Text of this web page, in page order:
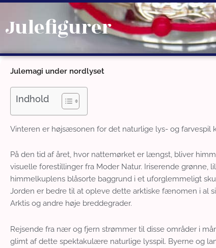
Gå
indholdet
Julefigurer
Julemagi under nordlyset
Indhold
Vinteren er højsæsonen for det naturlige lys- og farvespil
På den tid af året, hvor nattemørket er længst, bliver
visuelle forestillinger fra Moder Natur. Iriserende grønne,
himmelkuplens blåsorte baggrund i et uforglemmeligt
Jorden er bedre til at opleve dette arktiske fænomen i al
Arktis og andre høje breddegrader.
Rejsende fra nær og fjern strømmer til disse områder i
glimt af dette spektakulære naturlige lysspil. Byerne og